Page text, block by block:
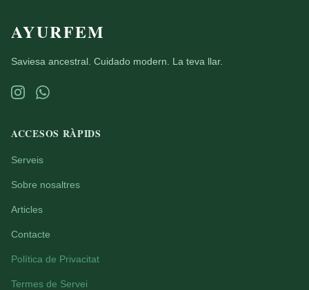
AYURFEM
Saviesa ancestral. Cuidado modern. La teva llar.
ACCESOS RÀPIDS
Serveis
Sobre nosaltres
Articles
Contacte
Política de Privacitat
Termes de Servei